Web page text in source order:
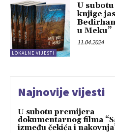
LOKALNE VIJESTI
U
knjige
u Meku”
11.04.2024
Najnovije vijesti
U subotu premijera
dokumentarnog filma
između čekića i